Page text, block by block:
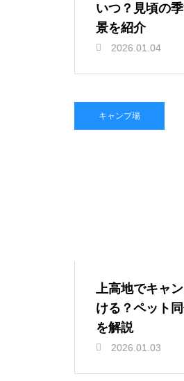
いつ？見頃の
景を紹介
2026.01.04
キャンプ場
上高地でキャ
ける？ペット
を解説
2026.01.03